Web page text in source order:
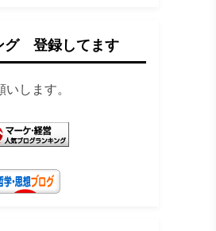
グ 登録してます
します。